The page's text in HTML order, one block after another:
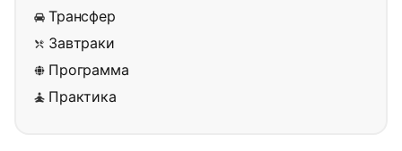
Трансфер
Завтраки
Программа
Практика